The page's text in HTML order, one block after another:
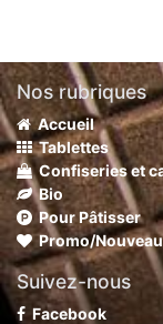
Nos rubriques
Accueil
Tablettes
Confiseries et
Bio
Pour Pâtisser
Promo/
Suivez-nous
Facebook